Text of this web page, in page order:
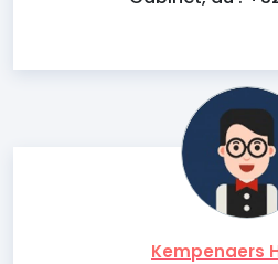
Kempenaers